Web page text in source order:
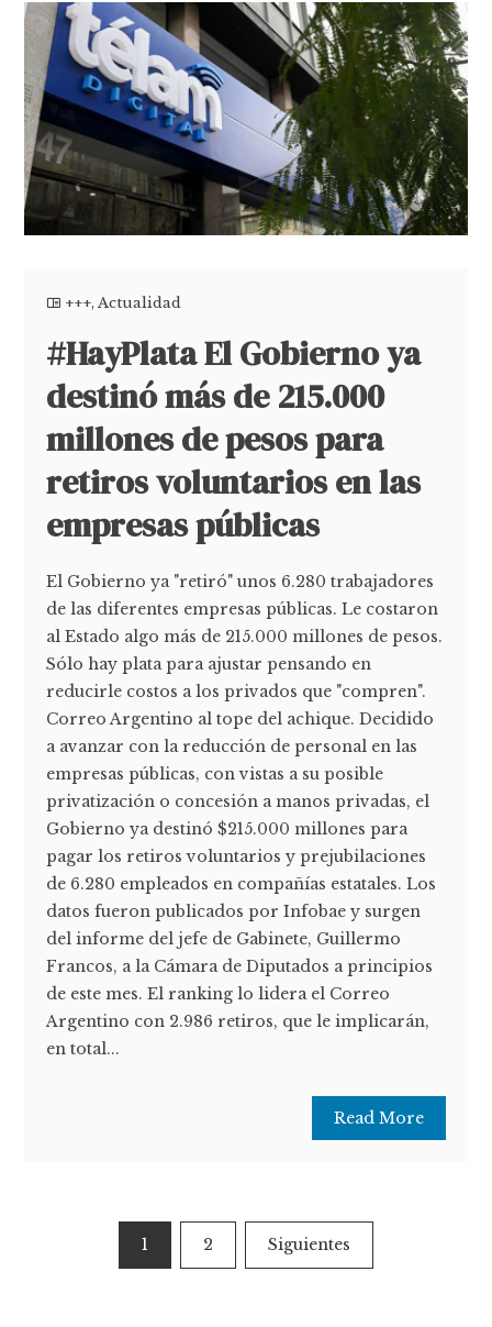
+++,Actualidad
#HayPlata El Gobierno ya
destinó más de 215.000
millones de pesos para
retiros voluntarios en las
empresas públicas
El Gobierno ya "retiró" unos 6.280 trabajadores
de las diferentes empresas públicas. Le costaron
al Estado algo más de 215.000 millones de pesos.
Sólo hay plata para ajustar pensando en
reducirle costos a los privados que "compren".
Correo Argentino al tope del achique. Decidido
a avanzar con la reducción de personal en las
empresas públicas, con vistas a su posible
privatización o concesión a manos privadas, el
Gobierno ya destinó $215.000 millones para
pagar los retiros voluntarios y prejubilaciones
de 6.280 empleados en compañías estatales. Los
datos fueron publicados por Infobae y surgen
del informe del jefe de Gabinete, Guillermo
Francos, a la Cámara de Diputados a principios
de este mes. El ranking lo lidera el Correo
Argentino con 2.986 retiros, que le implicarán,
en total...
Read More
Paginación
1 2 Siguientes